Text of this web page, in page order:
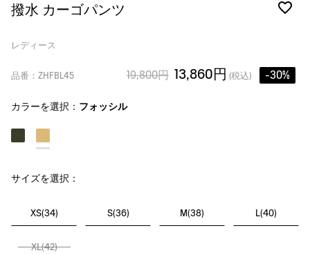
撥水 カーゴパンツ
レディース
品番：ZHFBL45 19,800円 13,860円 (税込) -30%
カラーを選択： フォッシル
サイズを選択：
XS(34) S(36) M(38) L(40)
XL(42)